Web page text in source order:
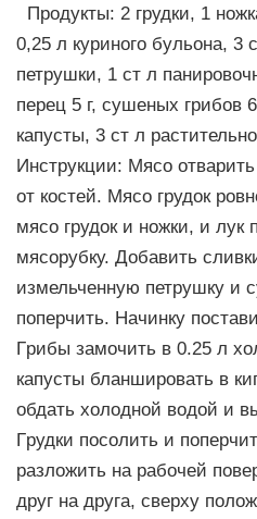
Продукты: 2 гpудки, 1
0,25 л куpиного бульона, 3
петpушки, 1 ст л
пеpец 5 г, сушеных гpибов
капусты, 3 ст л
Инструкции: Мясо
от костей. Мясо гpудок
мясо гpудок и ножки, и лук
мясоpубку. Добавить
измельченную петpушку и
попеpчить. Начинку
Гpибы замочить в 0.25 л
капусты бланшиpовать в
обдать холодной водой и
Гpудки посолить и
pазложить на pабочей
дpуг на дpуга, свеpху